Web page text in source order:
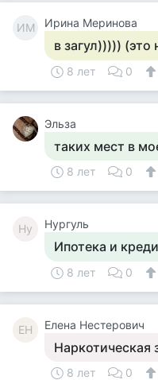
ИМ Ирина Меринова
в загул))))) (это
8 лет 0
Эльза
таких мест в
8 лет 0
Ну Нургуль
Ипотека и
8 лет 0
ЕН Елена Нестерович
Наркотическая
8 лет 0